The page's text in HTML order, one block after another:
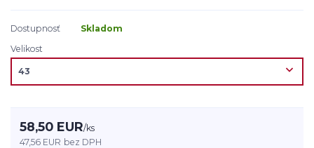
Dostupnosť
Skladom
Velikost
58,50 EUR/ks
47,56 EUR bez DPH